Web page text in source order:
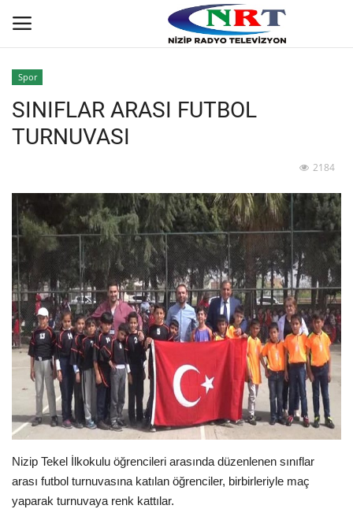
Ana
GÜNDEM
Siyaset
Ekonomi
Yaşam
Spor
EĞİTİM
Resmiilan
Spor
SINIFLAR ARASI FUTBOL
TURNUVASI
2184
Nizip Tekel İlkokulu öğrencileri arasında düzenlenen sınıflar
arası futbol turnuvasına katılan öğrenciler, birbirleriyle maç
yaparak turnuvaya renk kattılar.